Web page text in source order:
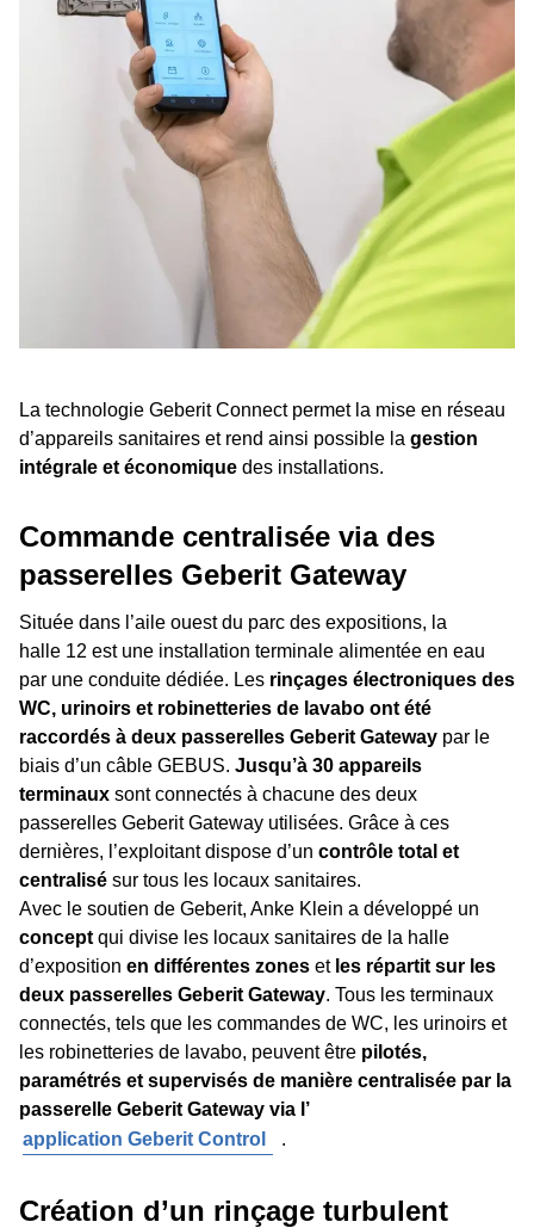
La technologie Geberit Connect permet la mise en réseau
d’appareils sanitaires et rend ainsi possible la gestion
intégrale et économique des installations.
Commande centralisée via des
passerelles Geberit Gateway
Située dans l’aile ouest du parc des expositions, la
halle 12 est une installation terminale alimentée en eau
par une conduite dédiée. Les rinçages électroniques des
WC, urinoirs et robinetteries de lavabo ont été
raccordés à deux passerelles Geberit Gateway par le
biais d’un câble GEBUS. Jusqu’à 30 appareils
terminaux sont connectés à chacune des deux
passerelles Geberit Gateway utilisées. Grâce à ces
dernières, l’exploitant dispose d’un contrôle total et
centralisé sur tous les locaux sanitaires.
Avec le soutien de Geberit, Anke Klein a développé un
concept qui divise les locaux sanitaires de la halle
d’exposition en différentes zones et les répartit sur les
deux passerelles Geberit Gateway. Tous les terminaux
connectés, tels que les commandes de WC, les urinoirs et
les robinetteries de lavabo, peuvent être pilotés,
paramétrés et supervisés de manière centralisée par la
passerelle Geberit Gateway via l’
application Geberit Control
.
Création d’un rinçage turbulent